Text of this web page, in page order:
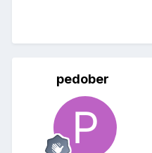
pedober